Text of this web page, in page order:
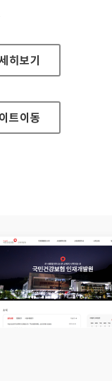
건강보험공단 인재개
히보기
트이동